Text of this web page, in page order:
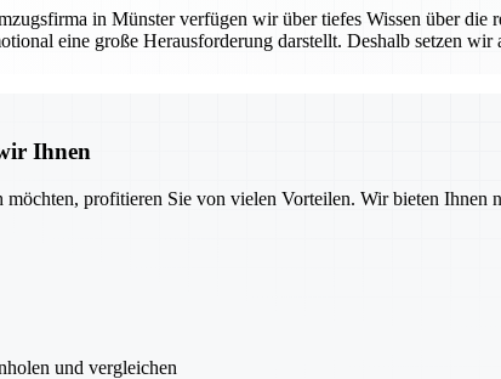
in Münster verfügen wir über tiefes Wissen über
eine große Herausforderung darstellt. Deshalb setzen
Ihnen
möchten, profitieren Sie von vielen Vorteilen. Wir bieten
und vergleichen